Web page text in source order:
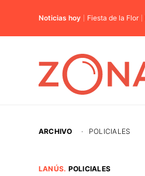
Noticias hoy Fiesta de la Flor
ARCHIVO · POLICIALES
LANÚS. POLICIALES